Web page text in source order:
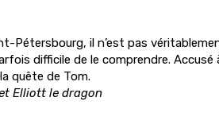
Pétersbourg, il n’est pas
difficile de le comprendre.
quête de Tom.
Elliott le dragon